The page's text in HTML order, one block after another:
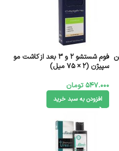
فوم شستشو 2 و 3 بعد از کاشت مو
سپیژن (2 × 75 میل)
547.000تومان
افزودن به سبد خرید